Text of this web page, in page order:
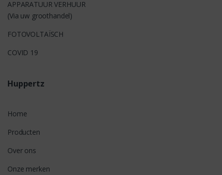
APPARATUUR VERHUUR
(Via uw groothandel)
FOTOVOLTAÏSCH
COVID 19
Huppertz
Home
Producten
Over ons
Onze merken